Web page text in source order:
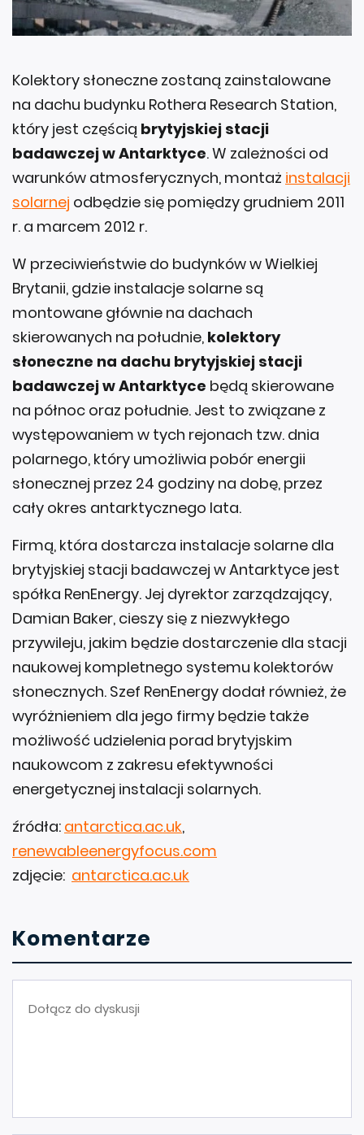
Kolektory słoneczne zostaną zainstalowane
na dachu budynku Rothera Research Station,
który jest częścią brytyjskiej stacji
badawczej w Antarktyce. W zależności od
warunków atmosferycznych, montaż instalacji
solarnej odbędzie się pomiędzy grudniem 2011
r. a marcem 2012 r.
W przeciwieństwie do budynków w Wielkiej
Brytanii, gdzie instalacje solarne są
montowane głównie na dachach
skierowanych na południe, kolektory
słoneczne na dachu brytyjskiej stacji
badawczej w Antarktyce będą skierowane
na północ oraz południe. Jest to związane z
występowaniem w tych rejonach tzw. dnia
polarnego, który umożliwia pobór energii
słonecznej przez 24 godziny na dobę, przez
cały okres antarktycznego lata.
Firmą, która dostarcza instalacje solarne dla
brytyjskiej stacji badawczej w Antarktyce jest
spółka RenEnergy. Jej dyrektor zarządzający,
Damian Baker, cieszy się z niezwykłego
przywileju, jakim będzie dostarczenie dla stacji
naukowej kompletnego systemu kolektorów
słonecznych. Szef RenEnergy dodał również, że
wyróżnieniem dla jego firmy będzie także
możliwość udzielenia porad brytyjskim
naukowcom z zakresu efektywności
energetycznej instalacji solarnych.
źródła: antarctica.ac.uk,
renewableenergyfocus.com
zdjęcie: antarctica.ac.uk
Komentarze